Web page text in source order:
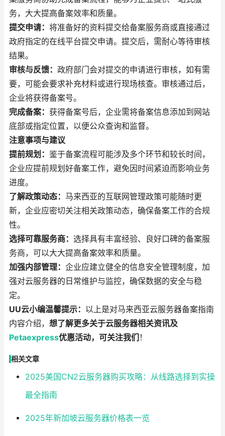
务，大大提高备案效率和质量。
提交申请： 将准备好的资料提交给备案服务商或直接通过
政府指定的在线平台提交申请。提交后，需耐心等待审核
结果。
审核与反馈： 政府部门会对提交的申请进行审核，如有需
要，可能会要求补充材料或进行现场核查。审核通过后，
企业将获得备案号。
完成备案： 获得备案号后，企业需将备案信息添加到网站
底部或指定位置，以便公众查询和监督。
注意事项与建议
提前规划： 鉴于备案流程可能涉及多个环节和较长时间，
企业应提前规划好备案工作，避免因时间紧迫而影响业务
进度。
了解政策动态： 马来西亚的互联网管理政策可能随时更
新，企业应密切关注相关政策动态，确保备案工作的合规
性。
选择可靠服务商： 选择具有丰富经验、良好口碑的备案服
务商，可以大大提高备案效率和质量。
加强内部管理： 企业应建立健全的信息安全管理制度，加
强对云服务器的日常维护与监控，确保数据的安全与稳
定。
UU云小编温馨提示： 以上是对马来西亚云服务器备案指南
内容介绍， 想了解更多关于云服务器相关资讯及
Petaexpress优惠活动，可关注我们 ！
相关文章
2025美国CN2云服务器购买攻略：从线路选择到实操
最全指南
2025年新加坡云服务器价格表一览